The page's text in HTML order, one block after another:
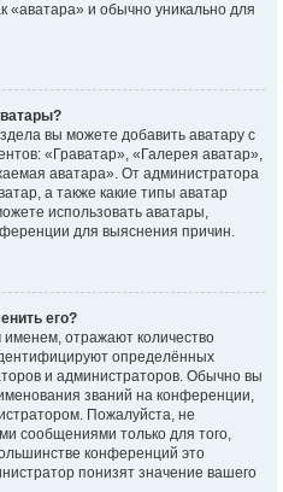
«аватара» и обычно уникально для
вы можете добавить аватару с
«Граватар», «Галерея аватар»,
аватара». От администратора
а также какие типы аватар
использовать аватары,
для выяснения причин.
его?
отражают количество
определённых
и администраторов. Обычно вы
званий на конференции,
Пожалуйста, не
сообщениями только для того,
конференций это
понизят значение вашего